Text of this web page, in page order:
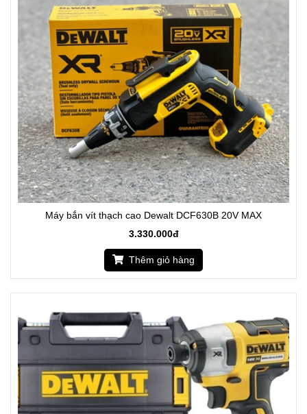
Máy bắn vít thạch cao Dewalt DCF630B 20V MAX
3.330.000đ
Thêm giỏ hàng